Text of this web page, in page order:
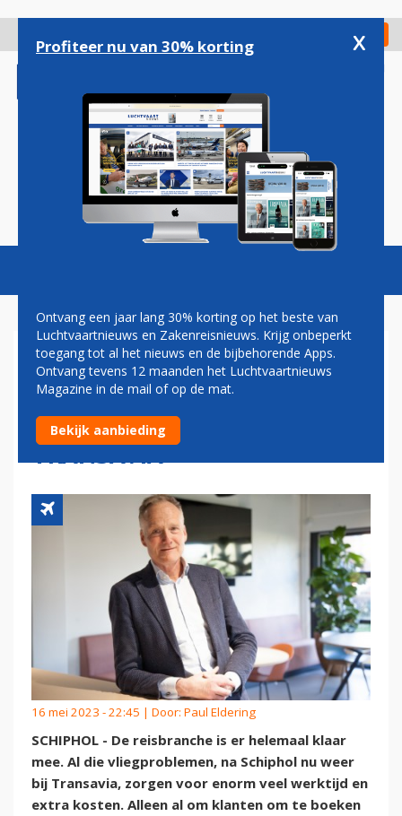
gaan
Check in
Magazine Podcasts Vacatures
REISBRANCHE IS
VLIEGPROBLEMEN ZAT: 'NU
SCHADE VERHALEN OP
TRANSAVIA'
16 mei 2023 - 22:45 | Door: Paul Eldering
SCHIPHOL - De reisbranche is er helemaal klaar
mee. Al die vliegproblemen, na Schiphol nu weer
bij Transavia, zorgen voor enorm veel werktijd en
extra kosten. Alleen al om klanten om te boeken
Profiteer nu van 30% korting x
Ontvang een jaar lang 30% korting op het beste van
Luchtvaartnieuws en Zakenreisnieuws. Krijg onbeperkt
toegang tot al het nieuws en de bijbehorende Apps.
Ontvang tevens 12 maanden het Luchtvaartnieuws
Magazine in de mail of op de mat.
Bekijk aanbieding